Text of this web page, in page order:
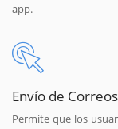
app.
Envío de Correos
Permite que los